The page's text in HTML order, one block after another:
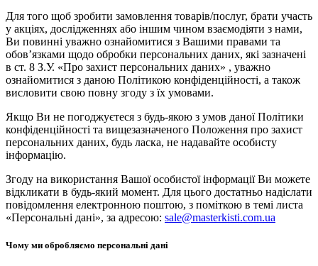
Для того щоб зробити замовлення товарів/послуг, брати участь
у акціях, дослідженнях або іншим чином взаємодіяти з нами,
Ви повинні уважно ознайомитися з Вашими правами та
обов’язками щодо обробки персональних даних, які зазначені
в ст. 8 З.У. «Про захист персональних даних» , уважно
ознайомитися з даною Політикою конфіденційності, а також
висловити свою повну згоду з їх умовами.
Якщо Ви не погоджуєтеся з будь-якою з умов даної Політики
конфіденційності та вищезазначеного Положення про захист
персональних даних, будь ласка, не надавайте особисту
інформацію.
Згоду на використання Вашої особистої інформації Ви можете
відкликати в будь-який момент. Для цього достатньо надіслати
повідомлення електронною поштою, з поміткою в темі листа
«Персональні дані», за адресою: sale@masterkisti.com.ua
Чому ми обробляємо персональні дані